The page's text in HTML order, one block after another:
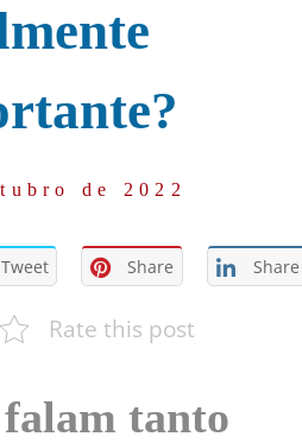
de 2022
Tweet Share Share
Rate this post
tanto